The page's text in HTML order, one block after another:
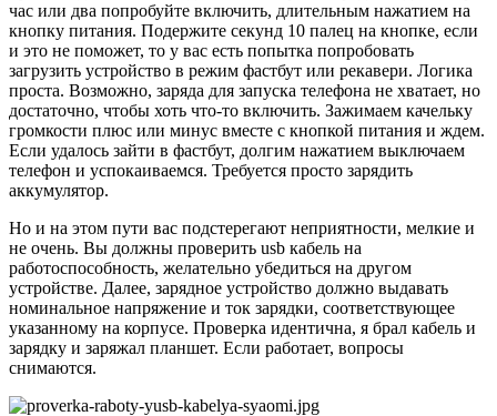
час или два попробуйте включить, длительным нажатием на
кнопку питания. Подержите секунд 10 палец на кнопке, если
и это не поможет, то у вас есть попытка попробовать
загрузить устройство в режим фастбут или рекавери. Логика
проста. Возможно, заряда для запуска телефона не хватает, но
достаточно, чтобы хоть что-то включить. Зажимаем качельку
громкости плюс или минус вместе с кнопкой питания и ждем.
Если удалось зайти в фастбут, долгим нажатием выключаем
телефон и успокаиваемся. Требуется просто зарядить
аккумулятор.
Но и на этом пути вас подстерегают неприятности, мелкие и
не очень. Вы должны проверить usb кабель на
работоспособность, желательно убедиться на другом
устройстве. Далее, зарядное устройство должно выдавать
номинальное напряжение и ток зарядки, соответствующее
указанному на корпусе. Проверка идентична, я брал кабель и
зарядку и заряжал планшет. Если работает, вопросы
снимаются.